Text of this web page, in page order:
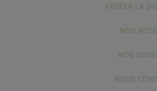
VISITER LA
NOS
NOS
NOUS